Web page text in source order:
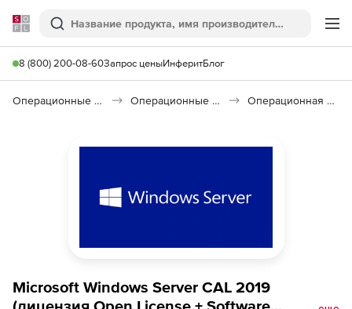
Softline
Поиск
8 (800) 200-08-60Запрос ценыИнферитБлог
Операционные системы Операционные системы семейства Windows Операционная система Microsoft Windows Server CAL 2019
Microsoft Windows Server CAL 2019